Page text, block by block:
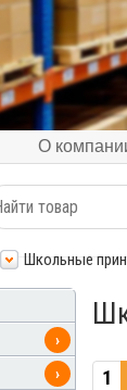
О
Школьные
›
›
1